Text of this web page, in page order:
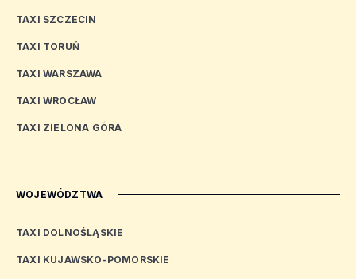
TAXI SZCZECIN
TAXI TORUŃ
TAXI WARSZAWA
TAXI WROCŁAW
TAXI ZIELONA GÓRA
WOJEWÓDZTWA
TAXI DOLNOŚLĄSKIE
TAXI KUJAWSKO-POMORSKIE